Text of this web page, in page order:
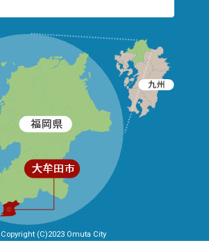
Copyright (C)2023 Omuta City